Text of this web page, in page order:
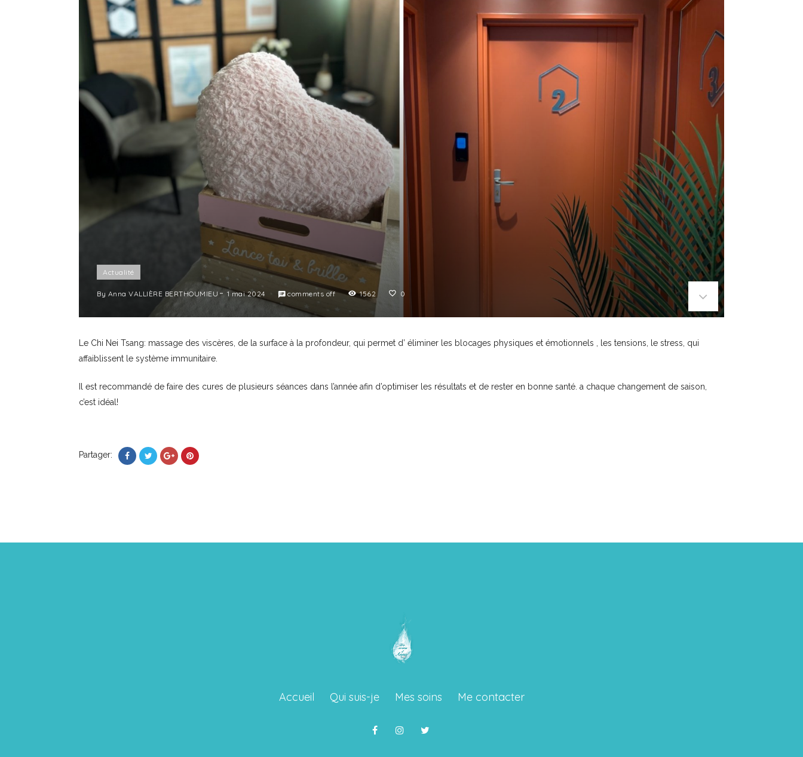
Actualité
By Anna VALLIÈRE BERTHOUMIEU 1 mai 2024 comments off 1562 0
Le Chi Nei Tsang: massage des viscères, de la surface à la profondeur, qui permet d’ éliminer les blocages physiques et émotionnels , les tensions, le stress, qui
affaiblissent le système immunitaire.
Il est recommandé de faire des cures de plusieurs séances dans l’année afin d’optimiser les résultats et de rester en bonne santé. a chaque changement de saison,
c’est idéal!
Partager:
Accueil Qui suis-je Mes soins Me contacter